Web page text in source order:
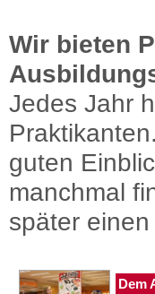
Wir bieten
Jedes Jahr
guten
manchmal
später
Dem